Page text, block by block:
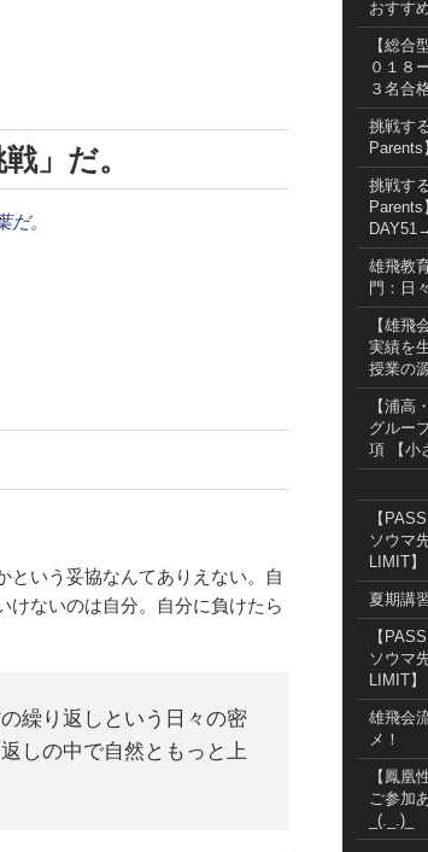
」だ。
。
という妥協なんてありえない。自
けないのは自分。自分に負けたら
繰り返しという日々の密
しの中で自然ともっと上
おすす
【総合
０１８
３名合
挑戦す
挑戦す
Parents
雄飛教
門：日
【雄飛
実績を
授業の
【浦高
グルー
項 【小
【
ソウマ
LIMIT】
【
ソウマ
LIMIT】
雄飛会
メ！
【鳳凰
ご参加
_(._.)_